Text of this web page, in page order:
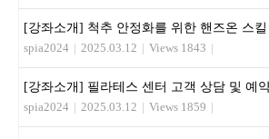
[강좌소개] 척추 안정화를 위한 핸즈온 스킬
spia2024 | 2025.03.12 | Views 1843 |
[강좌소개] 필라테스 센터 고객 상담 및 예
spia2024 | 2025.03.12 | Views 1859 |